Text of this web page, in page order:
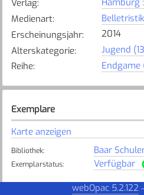
Verlag:
Medienart:
Belletristik
Erscheinungsjahr:
2014
Alterskategorie:
Jugend
Reihe: Endgame
Exemplare
Karte anzeigen
Bibliothek: Baar
Exemplarstatus: Verfügbar
Steinhausen
webOpac 5.2.122 -